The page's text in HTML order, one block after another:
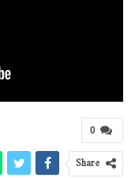
0
Share